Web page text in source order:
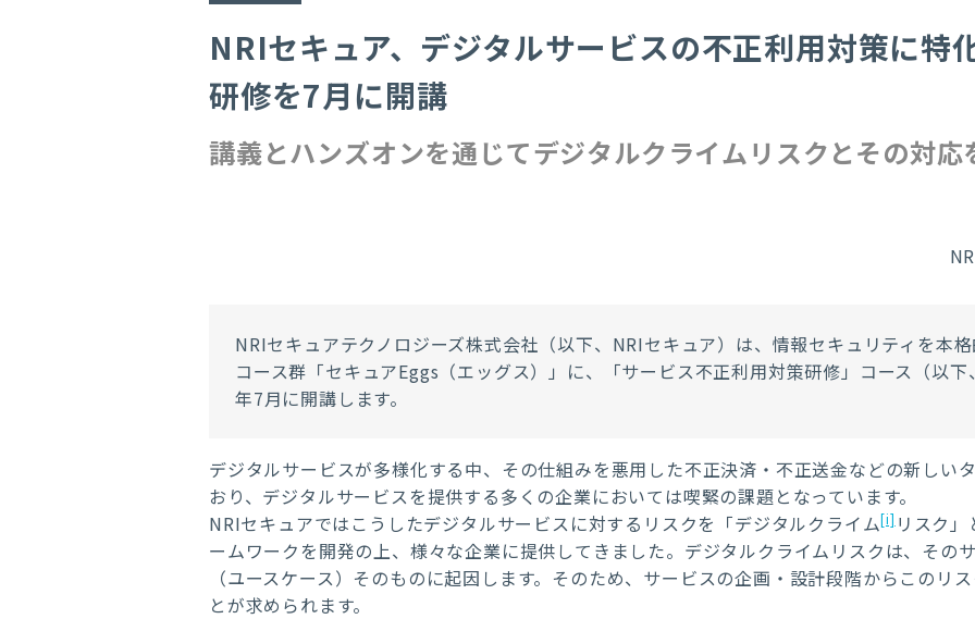
NRIセキュア、デジタルサービスの不正利用対策に特
研修を7月に開講
講義とハンズオンを通じてデジタルクライムリスクとその対応
NRIセキュアテクノロジーズ株式会社（以下、 NRIセキュア）は、情報セキュリティを本
コース群「セキュアEggs （エッグス）」に、「サービス不正利用対策研修」コース（以
年7月に開講します。
デジタルサービスが多様化する中、その仕組みを悪用した不正決済・不正送金などの新しい
おり、デジタルサービスを提供する多くの企業においては喫緊の課題となっています。
NRIセキュアではこうしたデジタルサービスに対するリスクを「デジタルクライム[i]リスク」
ームワークを開発の上、様々な企業に提供してきました。デジタルクライムリスクは、その
（ユースケース）そのものに起因します。そのため、サービスの企画・設計段階からこのリ
とが求められます。